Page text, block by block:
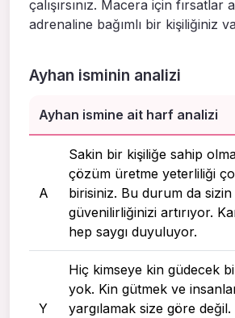
çalışırsınız. Macera için fırsatlar
adrenaline bağımlı bir kişiliğiniz
Ayhan isminin analizi
Ayhan ismine ait harf analizi
A
Sakin bir kişiliğe sahip
çözüm üretme yeterliliği
birisiniz. Bu durum da
güvenilirliğinizi artırıyor.
hep saygı duyuluyor.
Y
Hiç kimseye kin güdecek
yok. Kin gütmek ve
yargılamak size göre değil.